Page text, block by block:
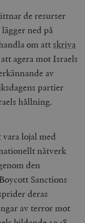
de resurser
ned på
om att skriva
agera mot Israels
av
partier
hållning.
lojal med
nätverk
den
Sanctions
deras
av terror mot